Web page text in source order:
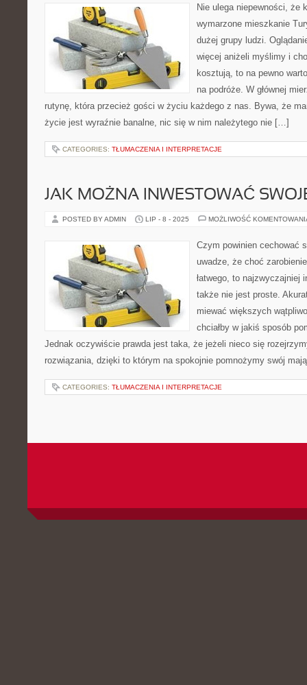
Nie ulega niepewności, że
wymarzone mieszkanie
dużej grupy ludzi.
więcej aniżeli myślimy i
kosztują, to na pewno
na podróże. W głównej
rutynę, która przecież gości w życiu każdego z nas. Bywa, że
życie jest wyraźnie banalne, nic się w nim należytego nie […]
CATEGORIES: TŁUMACZENIA I INTERPRETACJE
JAK MOŻNA INWESTOWAĆ
POSTED BY ADMIN LIP - 8 - 2025 MOŻLIWOŚĆ
Czym powinien cechować
uwadze, że choć
łatwego, to najzwyczajniej
także nie jest proste.
miewać większych
chciałby w jakiś sposób
Jednak oczywiście prawda jest taka, że jeżeli nieco się
rozwiązania, dzięki to którym na spokojnie pomnożymy swój
CATEGORIES: TŁUMACZENIA I INTERPRETACJE